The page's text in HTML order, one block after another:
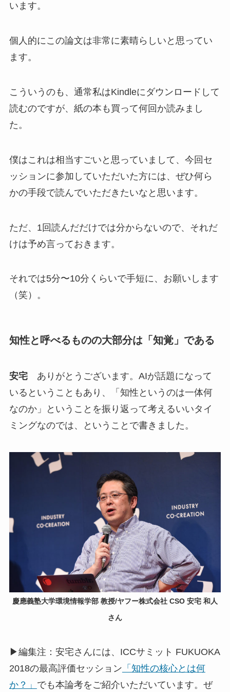
います。
個人的にこの論文は非常に素晴らしいと思ってい
ます。
こういうのも、通常私はKindleにダウンロードして
読むのですが、紙の本も買って何回か読みまし
た。
僕はこれは相当すごいと思っていまして、今回セ
ッションに参加していただいた方には、ぜひ何ら
かの手段で読んでいただきたいなと思います。
ただ、1回読んだだけでは分からないので、それだ
けは予め言っておきます。
それでは5分〜10分くらいで手短に、お願いします
（笑）。
知性と呼べるものの大部分は「知覚」である
安宅ありがとうございます。AIが話題になって
いるということもあり、「知性というのは一体何
なのか」ということを振り返って考えるいいタイ
ミングなのでは、ということで書きました。
慶應義塾大学環境情報学部 教授/ヤフー株式会社 CSO 安宅 和人
さん
▶編集注：安宅さんには、ICCサミット FUKUOKA
2018の最高評価セッション 「知性の核心とは何
か？」 でも本論考をご紹介いただいています。ぜ